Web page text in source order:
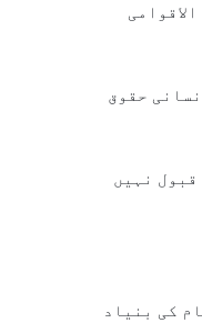
حقوق
قبول نہیں
کی بنیاد